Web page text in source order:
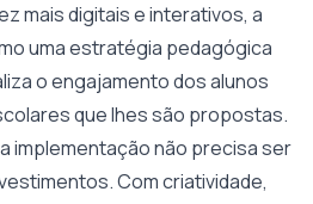
mais digitais e interativos, a
uma estratégia pedagógica
o engajamento dos alunos
que lhes são propostas.
implementação não precisa ser
Com criatividade,